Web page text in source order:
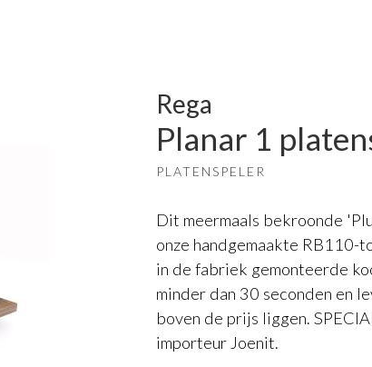
Rega
Planar 1
PLATENSPELER
Dit meermaals bekroonde
onze handgemaakte RB110-
in de fabriek gemonteerde
minder dan 30 seconden en
boven de prijs liggen.
importeur Joenit.